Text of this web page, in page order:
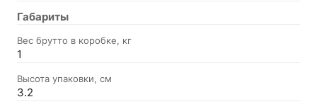
Габариты
Вес брутто в коробке, кг
1
Высота упаковки, см
3.2